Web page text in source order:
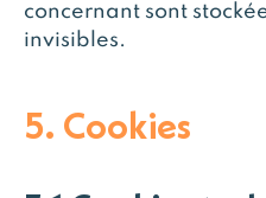
concernant sont
invisibles.
5. Cookies